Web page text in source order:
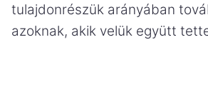
tulajdonrészük arányában
azoknak, akik velük együtt